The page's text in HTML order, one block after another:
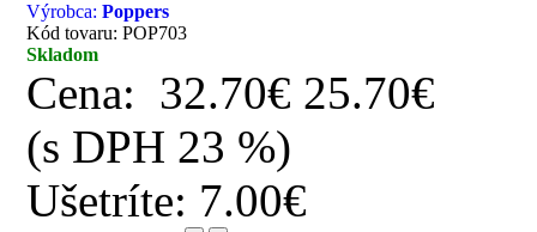
Výrobca:Poppers
Kód tovaru: POP703
Skladom
Cena: 32.70€ 25.70€
(s DPH 23 %)
Ušetríte: 7.00€